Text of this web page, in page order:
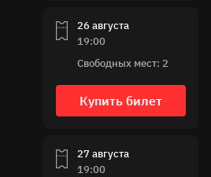
26 августа
19:00
Свободных мест: 2
Купить билет
27 августа
19:00